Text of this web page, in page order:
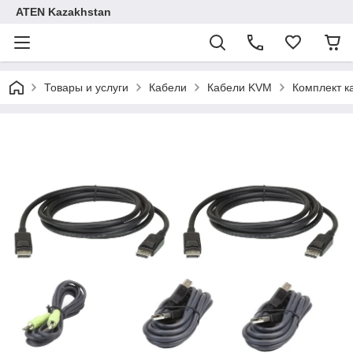
ATEN Kazakhstan
Товары и услуги Кабели Кабели KVM Комплект